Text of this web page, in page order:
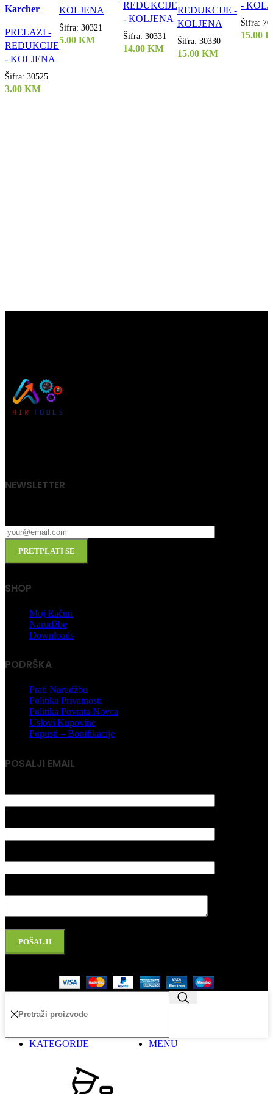
Karcher
PRELAZI -
REDUKCIJE
- KOLJENA
Šifra: 30525
3.00 KM
KOLJENA
Šifra: 30321
5.00 KM
REDUKCIJE
- KOLJENA
Šifra: 30331
14.00 KM
REDUKCIJE -
KOLJENA
Šifra: 30330
15.00 KM
-
Šifra:
15.00
NEWSLETTER
SHOP
Moj Račun
Narudžbe
Downloads
PODRŠKA
Prati Narudžbu
Politika Privatnosti
Politika Povrata Novca
Uslovi Kupovine
Popusti – Bonifikacije
POSALJI EMAIL
MENU
KATEGORIJE